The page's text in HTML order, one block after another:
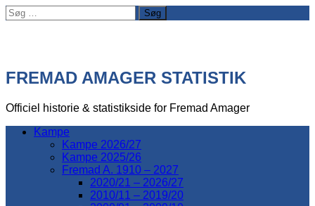
Søg
efter:
FREMAD AMAGER STATISTIK
Officiel historie & statistikside for Fremad Amager
Kampe
Kampe 2026/27
Kampe 2025/26
Fremad A. 1910 – 2027
2020/21 – 2026/27
2010/11 – 2019/20